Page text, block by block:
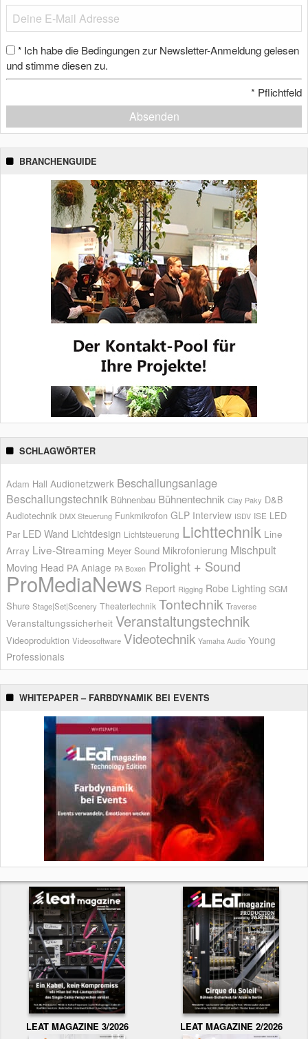
* Ich habe die Bedingungen zur Newsletter-Anmeldung gelesen
und stimme diesen zu.
* Pflichtfeld
Absenden
BRANCHENGUIDE
SCHLAGWÖRTER
Adam Hall Audionetzwerk Beschallungsanlage
Beschallungstechnik Bühnenbau Bühnentechnik Clay Paky D&B
Audiotechnik DMX Steuerung Funkmikrofon GLP Interview ISDV ISE LED
Par LED Wand Lichtdesign Lichtsteuerung Lichttechnik Line
Array Live-Streaming Meyer Sound Mikrofonierung Mischpult
Moving Head PA Anlage PA Boxen Prolight + Sound
ProMediaNews Report Rigging Robe Lighting SGM
Shure Stage|Set|Scenery Theatertechnik Tontechnik Traverse
Veranstaltungssicherheit Veranstaltungstechnik
Videoproduktion Videosoftware Videotechnik Yamaha Audio Young
Professionals
WHITEPAPER – FARBDYNAMIK BEI EVENTS
LEAT MAGAZINE 3/2026 LEAT MAGAZINE 2/2026